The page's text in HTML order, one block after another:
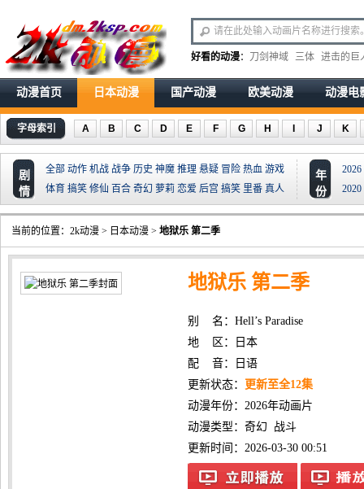
好看的动漫： 刀剑神域 三体 进击的巨
动漫首页 日本动漫 国产动漫 欧美动漫 动漫电
字母索引 A B C D E F G H J K
剧
情
全部 动作 机战 战争 历史 神魔 推理 悬疑 冒险 热血 游戏
体育 搞笑 修仙 百合 奇幻 萝莉 恋爱 后宫 搞笑 里番 真人
年
份
2026
2020
当前的位置： 2k动漫 > 日本动漫 > 地狱乐 第二季
地狱乐 第二季
别 名：Hell’s Paradise
地 区：日本
配 音：日语
更新状态：
更新至全12集
动漫年份： 2026年动画片
动漫类型： 奇幻
战斗
更新时间：2026-03-30 00:51